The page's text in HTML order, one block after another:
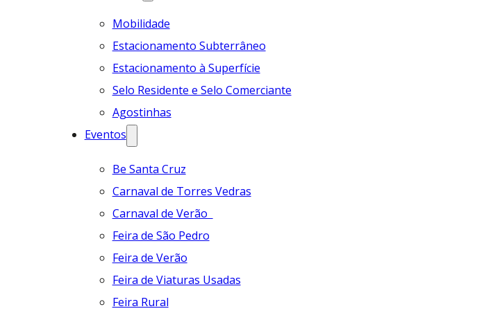
Mobilidade
Estacionamento Subterrâneo
Estacionamento à Superfície
Selo Residente e Selo Comerciante
Agostinhas
Eventos
Be Santa Cruz
Carnaval de Torres Vedras
Carnaval de Verão
Feira de São Pedro
Feira de Verão
Feira de Viaturas Usadas
Feira Rural